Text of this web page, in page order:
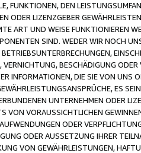
FUNKTIONEN, DEN
ODER LIZENZGEBER
ART UND WEISE FUNKTIONIEREN
SIND. WEDER WIR NOCH
BESCHÄDIGUNG
INFORMATIONEN, DIE SIE VON UNS
ES
UNTERNEHMEN ODER
VON VORAUSSICHTLICHEN
ODER
ODER AUSSETZUNG IHRER
VON GEWÄHRLEISTUNGEN,